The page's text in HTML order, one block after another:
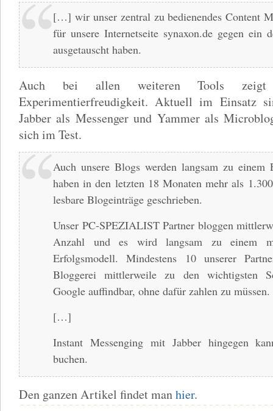
[…] wir unser zentral zu bedienendes Content
für unsere Internetseite synaxon.de gegen ein
ausgetauscht haben.
Auch bei allen weiteren Tools zeigt
Experimentierfreudigkeit. Aktuell im Einsatz
Jabber als Messenger und Yammer als
sich im Test.
Auch unsere Blogs werden langsam zu einem
haben in den letzten 18 Monaten mehr als
lesbare Blogeinträge geschrieben.
Unser PC-SPEZIALIST Partner bloggen
Anzahl und es wird langsam zu einem
Erfolgsmodell. Mindestens 10 unserer
Bloggerei mittlerweile zu den wichtigsten
Google auffindbar, ohne dafür zahlen zu müssen.
[…]
Instant Messenging mit Jabber hingegen
buchen.
Den ganzen Artikel findet manhier.